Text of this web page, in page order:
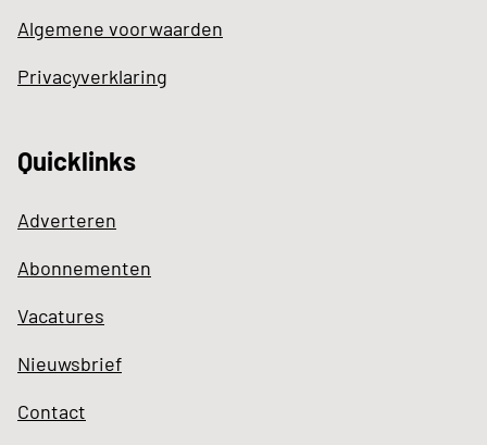
Algemene voorwaarden
Privacyverklaring
Quicklinks
Adverteren
Abonnementen
Vacatures
Nieuwsbrief
Contact